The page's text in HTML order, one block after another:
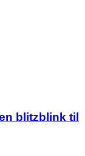
blitzblink til